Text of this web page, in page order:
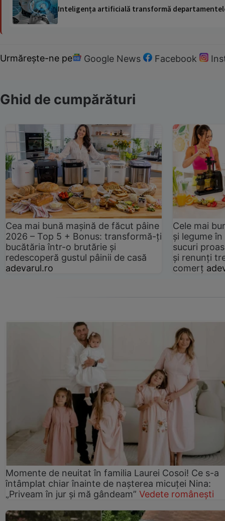
Inteligența artificială transformă
Urmărește-ne pe Google News Facebook
Ghid de cumpărături
Cea mai bună mașină de făcut pâine
2026 – Top 5 + Bonus: transformă-ți
bucătăria într-o brutărie și
redescoperă gustul pâinii de casă
adevarul.ro
Cele mai
și legume
sucuri
și renunți
comerț
Momente de neuitat în familia Laurei Cosoi! Ce s-a
întâmplat chiar înainte de nașterea micuței Nina:
„Priveam în jur și mă gândeam” Vedete românești